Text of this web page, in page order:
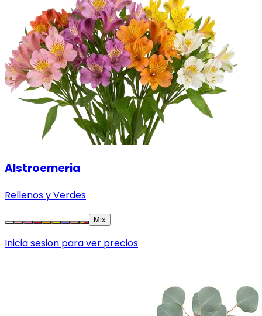
Alstroemeria
Rellenos y Verdes
Mix
Inicia sesion para ver precios